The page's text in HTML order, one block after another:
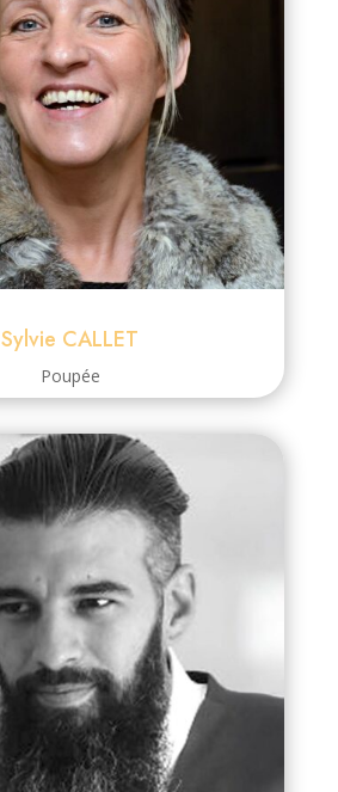
Sylvie CALLET
Poupée